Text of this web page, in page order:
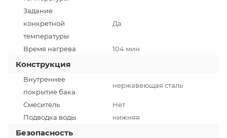
Задание
конкретной
температуры
Да
Время нагрева 104 мин
Конструкция
Внутреннее
покрытие бака
нержавеющая сталь
Смеситель
Нет
Подводка воды
нижняя
Безопасность